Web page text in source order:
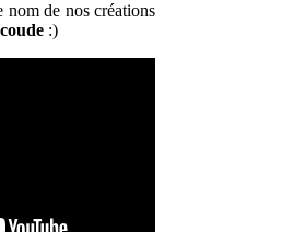
nom de nos créations
:)